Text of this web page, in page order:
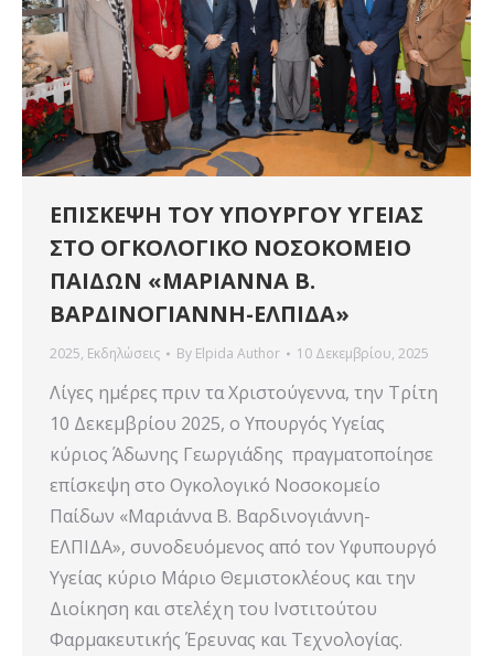
ΕΠΙΣΚΕΨΗ TOY ΥΠΟΥΡΓΟΥ ΥΓΕΙΑΣ
ΣΤΟ ΟΓΚΟΛΟΓΙΚΟ ΝΟΣΟΚΟΜΕΙΟ
ΠΑΙΔΩΝ «ΜΑΡΙΑΝΝΑ Β.
ΒΑΡΔΙΝΟΓΙΑΝΝΗ-ΕΛΠΙΔΑ»
2025, Εκδηλώσεις By Elpida Author 10 Δεκεμβρίου, 2025
Λίγες ημέρες πριν τα Χριστούγεννα, την Τρίτη
10 Δεκεμβρίου 2025, ο Υπουργός Υγείας
κύριος Άδωνης Γεωργιάδης πραγματοποίησε
επίσκεψη στο Ογκολογικό Νοσοκομείο
Παίδων «Μαριάννα Β. Βαρδινογιάννη-
ΕΛΠΙΔΑ», συνοδευόμενος από τον Υφυπουργό
Υγείας κύριο Μάριο Θεμιστοκλέους και την
Διοίκηση και στελέχη του Ινστιτούτου
Φαρμακευτικής Έρευνας και Τεχνολογίας.